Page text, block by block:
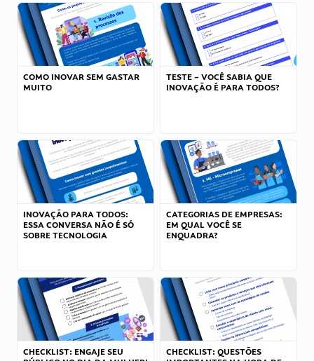
COMO INOVAR SEM GASTAR
MUITO
TESTE – VOCÊ SABIA QUE
INOVAÇÃO É PARA TODOS?
INOVAÇÃO PARA TODOS:
ESSA CONVERSA NÃO É SÓ
SOBRE TECNOLOGIA
CATEGORIAS DE EMPRESAS:
EM QUAL VOCÊ SE
ENQUADRA?
CHECKLIST: ENGAJE SEU
CHECKLIST: QUESTÕES